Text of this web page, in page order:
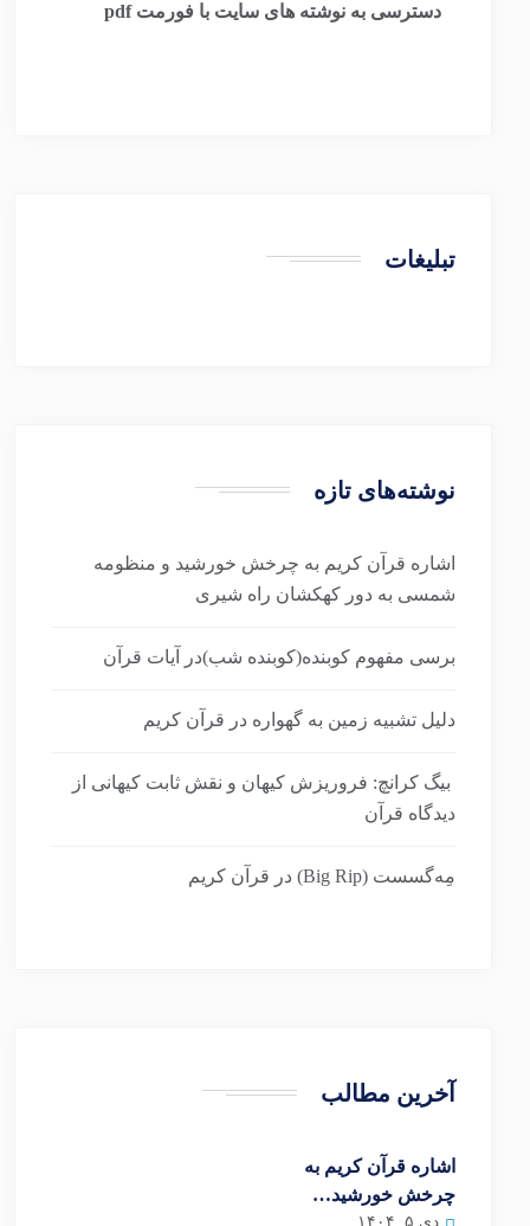
دسترسی به نوشته های سایت با فورمت pdf
تبلیغات
نوشته‌های تازه
اشاره قرآن کریم به چرخش خورشید و منظومه
شمسی به دور کهکشان راه شیری
برسی مفهوم کوبنده(کوبنده شب)در آیات قرآن
دلیل تشبیه زمین به گهواره در قرآن کریم
بیگ کرانچ: فروریزش کیهان و نقش ثابت کیهانی از
دیدگاه قرآن
مِه‌گسست (Big Rip) در قرآن کریم
آخرین مطالب
اشاره قرآن کریم به
چرخش خورشید…
دی ۵, ۱۴۰۴